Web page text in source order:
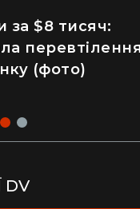
за $8 тисяч:
перевтілення
(фото)
через
DV